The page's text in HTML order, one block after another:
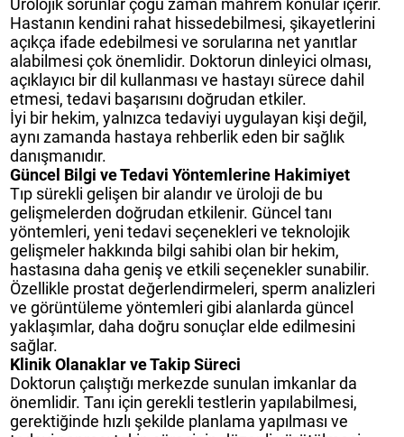
Ürolojik sorunlar çoğu zaman mahrem konular içerir.
Hastanın kendini rahat hissedebilmesi, şikayetlerini
açıkça ifade edebilmesi ve sorularına net yanıtlar
alabilmesi çok önemlidir. Doktorun dinleyici olması,
açıklayıcı bir dil kullanması ve hastayı sürece dahil
etmesi, tedavi başarısını doğrudan etkiler.
İyi bir hekim, yalnızca tedaviyi uygulayan kişi değil,
aynı zamanda hastaya rehberlik eden bir sağlık
danışmanıdır.
Güncel Bilgi ve Tedavi Yöntemlerine Hakimiyet
Tıp sürekli gelişen bir alandır ve üroloji de bu
gelişmelerden doğrudan etkilenir. Güncel tanı
yöntemleri, yeni tedavi seçenekleri ve teknolojik
gelişmeler hakkında bilgi sahibi olan bir hekim,
hastasına daha geniş ve etkili seçenekler sunabilir.
Özellikle prostat değerlendirmeleri, sperm analizleri
ve görüntüleme yöntemleri gibi alanlarda güncel
yaklaşımlar, daha doğru sonuçlar elde edilmesini
sağlar.
Klinik Olanaklar ve Takip Süreci
Doktorun çalıştığı merkezde sunulan imkanlar da
önemlidir. Tanı için gerekli testlerin yapılabilmesi,
gerektiğinde hızlı şekilde planlama yapılması ve